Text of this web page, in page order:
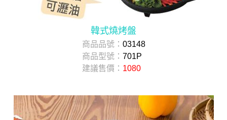
韓式燒烤盤
商品品號： 03148
商品型號： 701P
建議售價： 1080